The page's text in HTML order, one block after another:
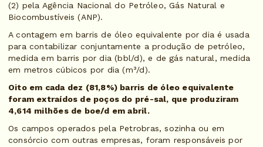
(2) pela Agência Nacional do Petróleo, Gás Natural e
Biocombustíveis (ANP).
A contagem em barris de óleo equivalente por dia é usada
para contabilizar conjuntamente a produção de petróleo,
medida em barris por dia (bbl/d), e de gás natural, medida
em metros cúbicos por dia (m³/d).
Oito em cada dez (81,8%) barris de óleo equivalente
foram extraídos de poços do pré-sal, que produziram
4,614 milhões de boe/d em abril.
Os campos operados pela Petrobras, sozinha ou em
consórcio com outras empresas, foram responsáveis por